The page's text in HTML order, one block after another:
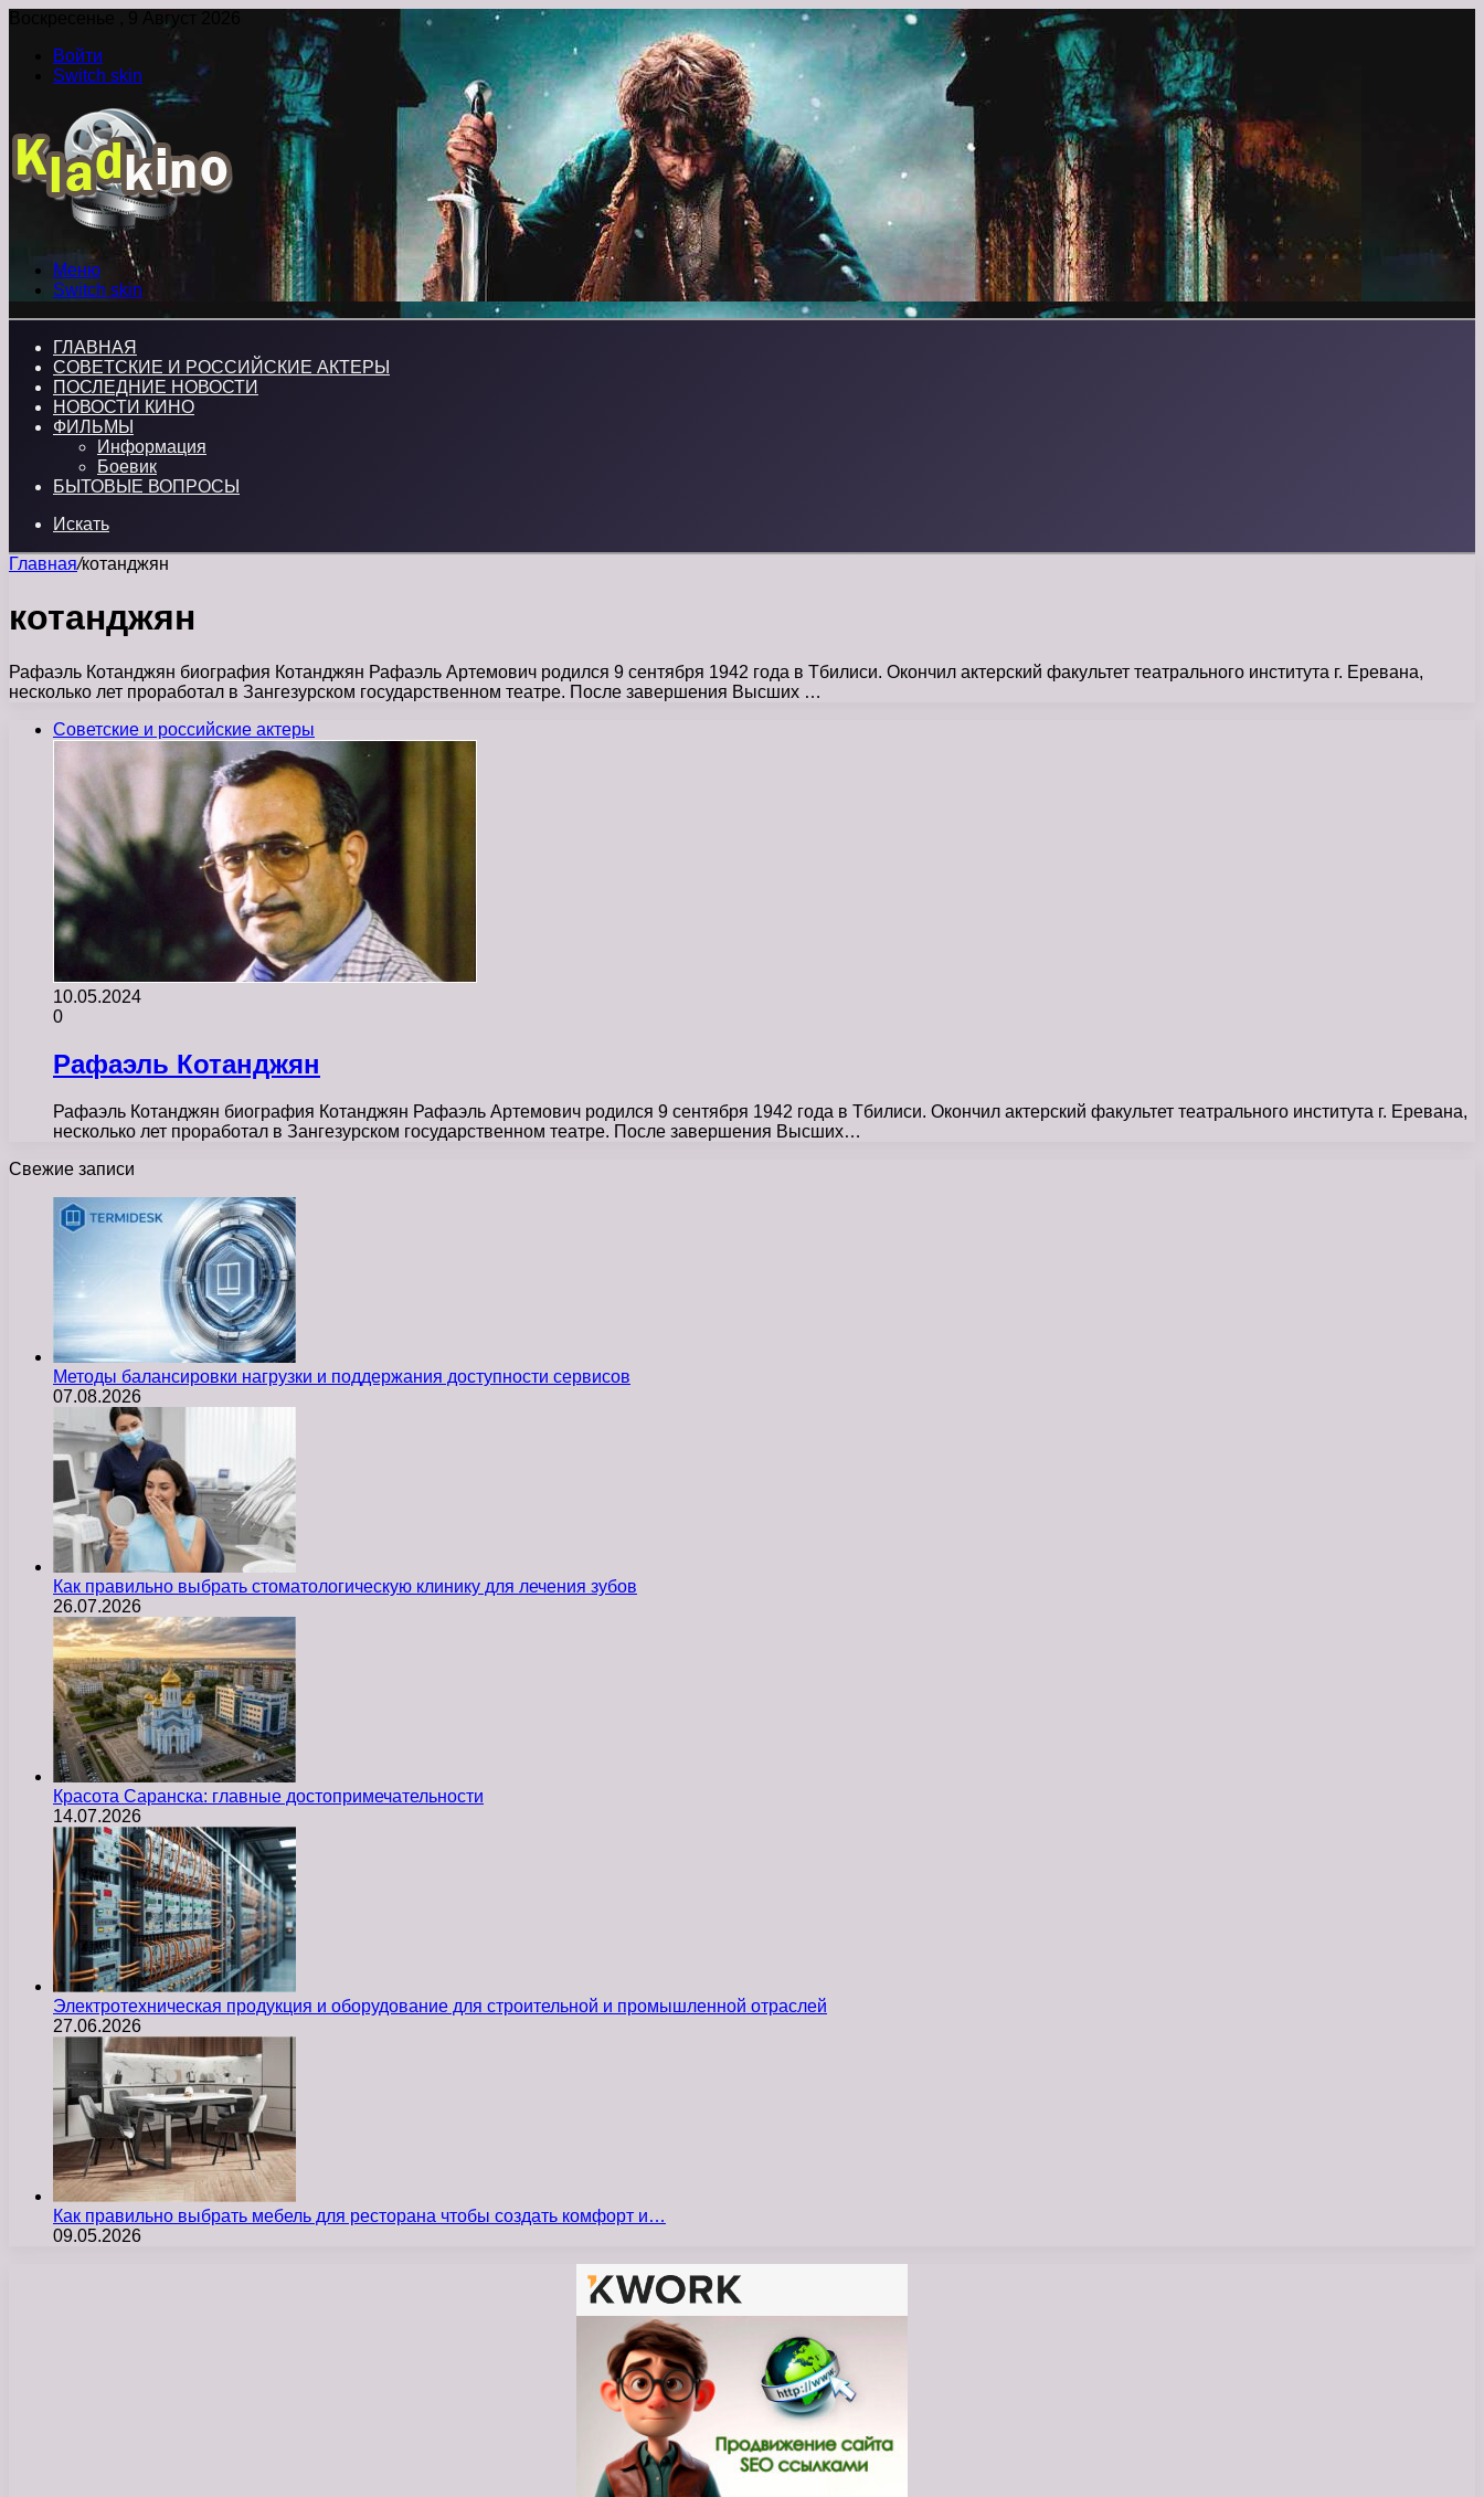
Воскресенье , 9 Август 2026
Войти
Switch skin
Меню
Switch skin
ГЛАВНАЯ
СОВЕТСКИЕ И РОССИЙСКИЕ АКТЕРЫ
ПОСЛЕДНИЕ НОВОСТИ
НОВОСТИ КИНО
ФИЛЬМЫ
Информация
Боевик
БЫТОВЫЕ ВОПРОСЫ
Искать
Главная/котанджян
котанджян
Рафаэль Котанджян биография Котанджян Рафаэль Артемович родился 9 сентября 1942 года в Тбилиси. Окончил актерский факультет театрального института г. Еревана,
несколько лет проработал в Зангезурском государственном театре. После завершения Высших …
Советские и российские актеры
10.05.2024
0
Рафаэль Котанджян
Рафаэль Котанджян биография Котанджян Рафаэль Артемович родился 9 сентября 1942 года в Тбилиси. Окончил актерский факультет театрального института г. Еревана,
несколько лет проработал в Зангезурском государственном театре. После завершения Высших…
Свежие записи
Методы балансировки нагрузки и поддержания доступности сервисов
07.08.2026
Как правильно выбрать стоматологическую клинику для лечения зубов
26.07.2026
Красота Саранска: главные достопримечательности
14.07.2026
Электротехническая продукция и оборудование для строительной и промышленной отраслей
27.06.2026
Как правильно выбрать мебель для ресторана чтобы создать комфорт и…
09.05.2026